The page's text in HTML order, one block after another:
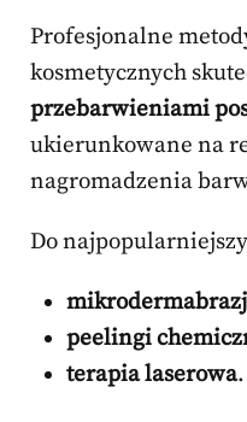
Profesjonalne
kosmetycznych
przebarwieniami
ukierunkowane na
nagromadzenia
Do
peelingi
terapia laserowa.